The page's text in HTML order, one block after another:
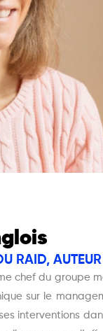
RAID,
chef du groupe
sur le
interventions